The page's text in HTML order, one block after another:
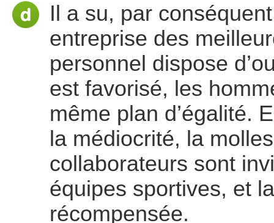
Il a su, par
entreprise des
personnel dispose
est favorisé, les
même plan d’égalité.
la médiocrité, la
collaborateurs sont
équipes sportives, et
récompensée.